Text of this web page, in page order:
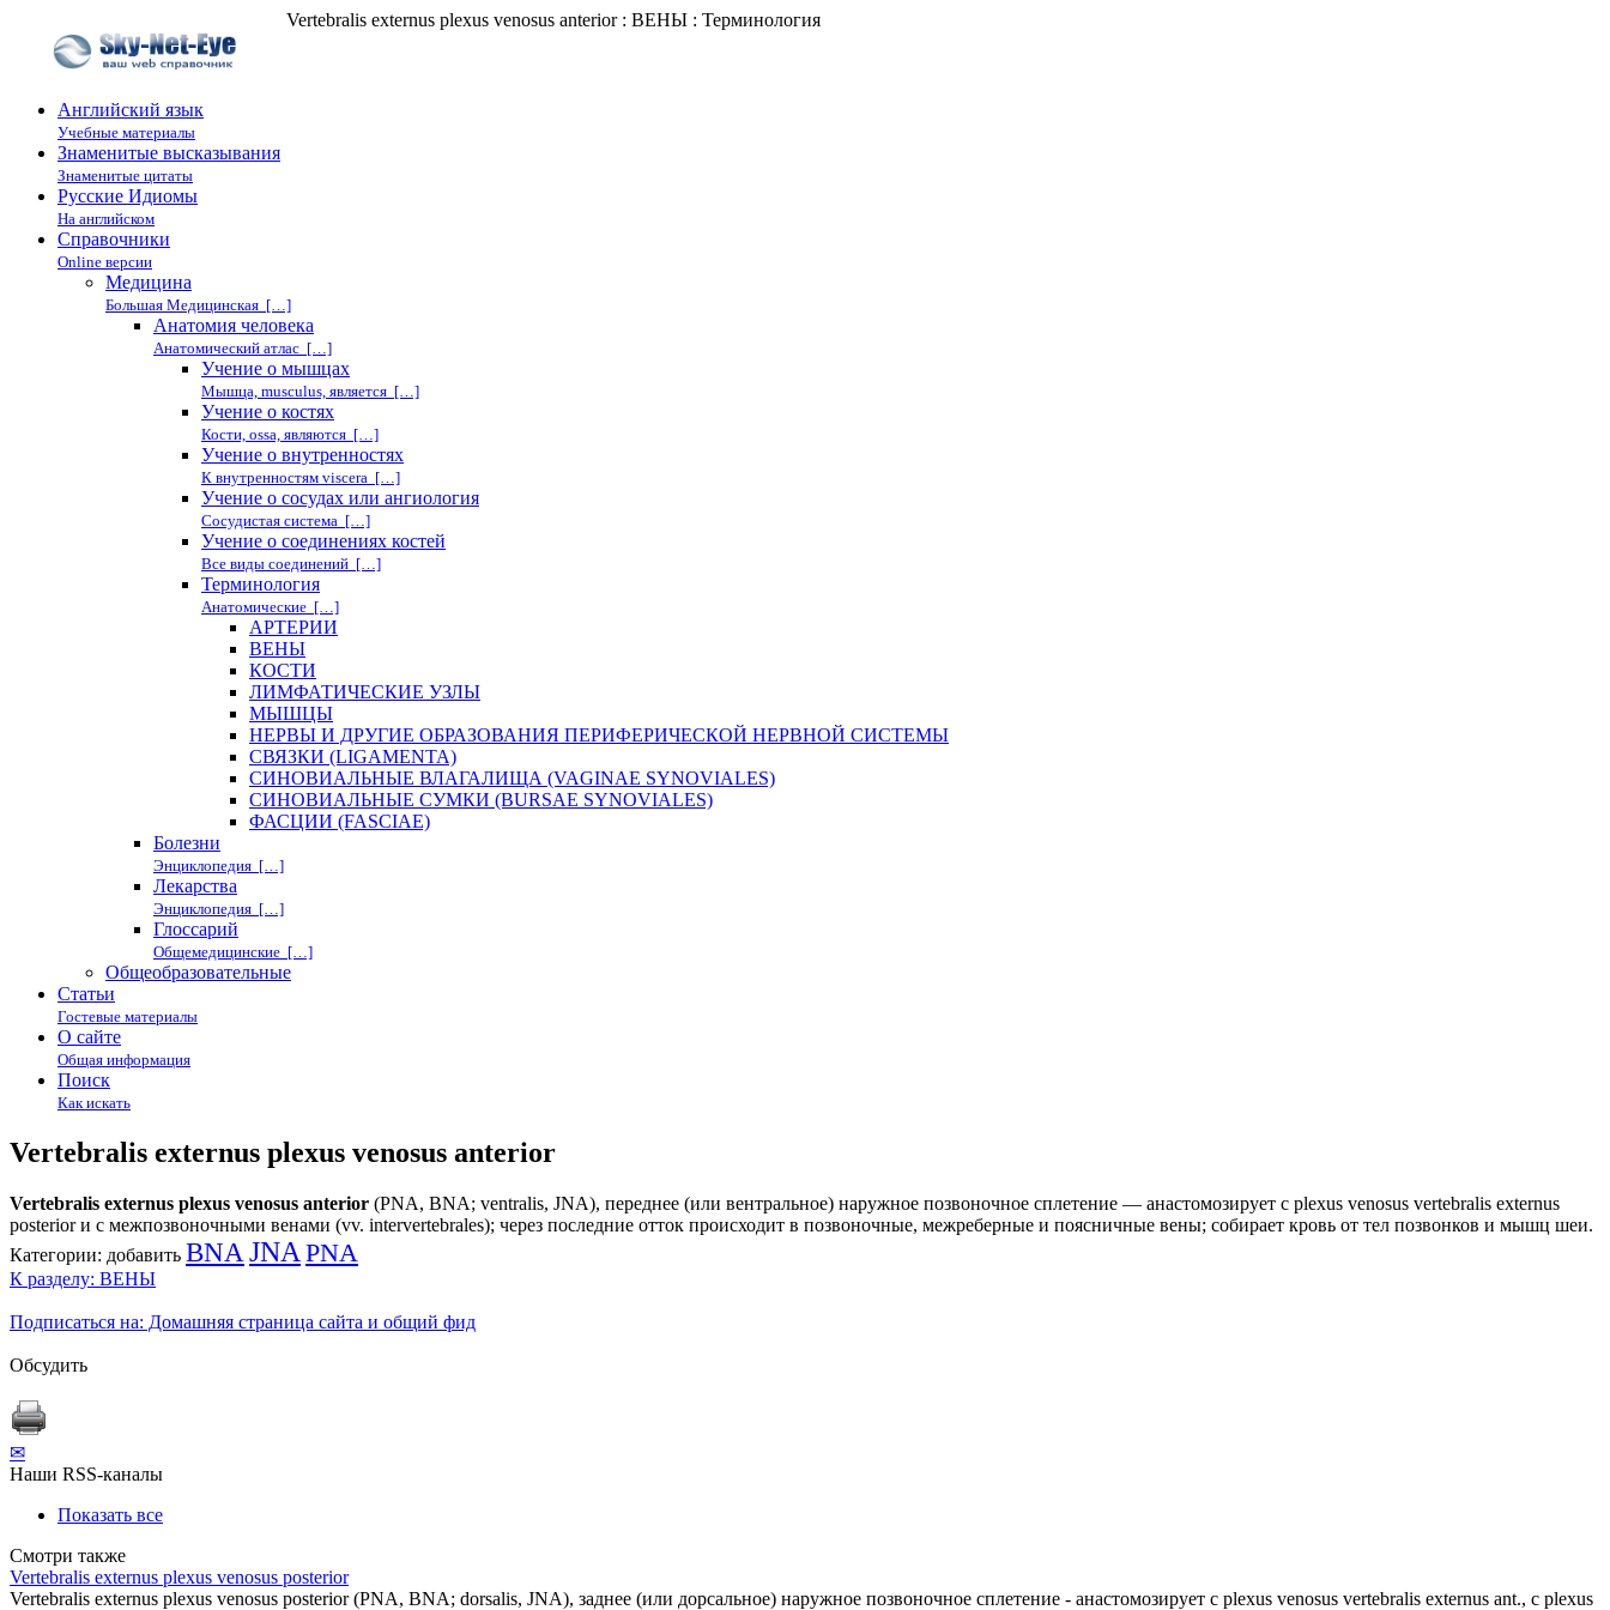
Vertebralis externus plexus venosus anterior : ВЕНЫ : Терминология
Английский язык
Учебные материалы
Знаменитые высказывания
Знаменитые цитаты
Русские Идиомы
На английском
Справочники
Online версии
Медицина
Большая Медицинская […]
Анатомия человека
Анатомический атлас […]
Учение о мышцах
Мышца, musculus, является […]
Учение о костях
Кости, ossa, являются […]
Учение о внутренностях
К внутренностям viscera […]
Учение о сосудах или ангиология
Сосудистая система […]
Учение о соединениях костей
Все виды соединений […]
Терминология
Анатомические […]
АРТЕРИИ
ВЕНЫ
КОСТИ
ЛИМФАТИЧЕСКИЕ УЗЛЫ
МЫШЦЫ
НЕРВЫ И ДРУГИЕ ОБРАЗОВАНИЯ ПЕРИФЕРИЧЕСКОЙ НЕРВНОЙ СИСТЕМЫ
СВЯЗКИ (LIGAMENTA)
СИНОВИАЛЬНЫЕ ВЛАГАЛИЩА (VAGINAE SYNOVIALES)
СИНОВИАЛЬНЫЕ СУМКИ (BURSAE SYNOVIALES)
ФАСЦИИ (FASCIAE)
Болезни
Энциклопедия […]
Лекарства
Энциклопедия […]
Глоссарий
Общемедицинские […]
Общеобразовательные
Статьи
Гостевые материалы
О сайте
Общая информация
Поиск
Как искать
Vertebralis externus plexus venosus anterior
Vertebralis externus plexus venosus anterior (PNA, BNA; ventralis, JNA), переднее (или вентральное) наружное позвоночное сплетение — анастомозирует с plexus venosus vertebralis externus
posterior и с межпозвоночными венами (vv. intervertebrales); через последние отток происходит в позвоночные, межреберные и поясничные вены; собирает кровь от тел позвонков и мышц шеи.
Категории: добавить BNA JNA PNA
К разделу: ВЕНЫ
Подписаться на: Домашняя страница сайта и общий фид
Обсудить
✉
Наши RSS-каналы
Показать все
Смотри также
Vertebralis externus plexus venosus posterior
Vertebralis externus plexus venosus posterior (PNA, BNA; dorsalis, JNA), заднее (или дорсальное) наружное позвоночное сплетение - анастомозирует с plexus venosus vertebralis externus ant., с plexus